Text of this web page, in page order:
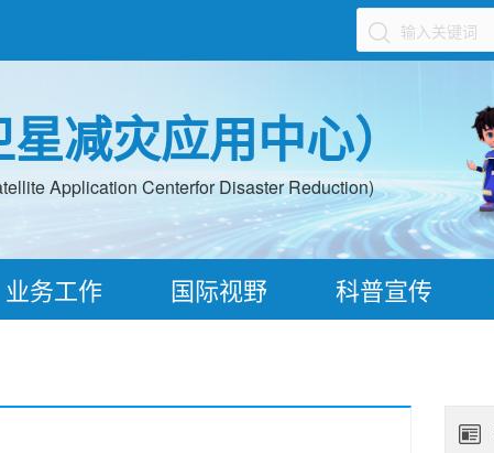
减灾应用中心）
Application Centerfor Disaster Reduction)
业务工作 国际视野 科普宣传